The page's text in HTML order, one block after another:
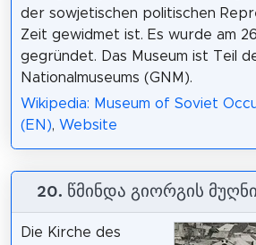
der sowjetischen politischen
Zeit gewidmet ist. Es wurde am
gegründet. Das Museum ist Teil
Nationalmuseums (GNM).
Wikipedia: Museum of Soviet
(EN), Website
20. წმინდა გიორგის
Die Kirche des